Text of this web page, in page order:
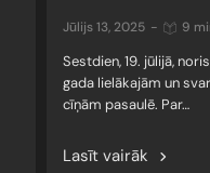
jūlijs 13, 2025 - 9
Sestdien, 19. jūlijā,
gada lielākajām un
cīņām pasaulē. Par…
Lasīt vairāk